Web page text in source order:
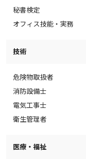
秘書検定
オフィス技能・実務
技術
危険物取扱者
消防設備士
電気工事士
衛生管理者
医療・福祉